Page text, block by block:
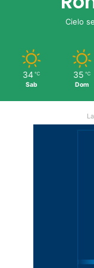
Cielo
34 ℃
Sab
35 ℃
Dom